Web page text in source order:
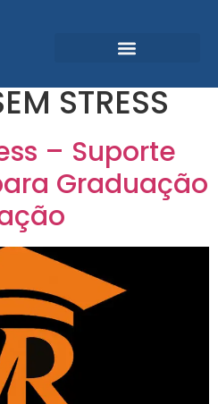
STRESS
– Suporte
Graduação